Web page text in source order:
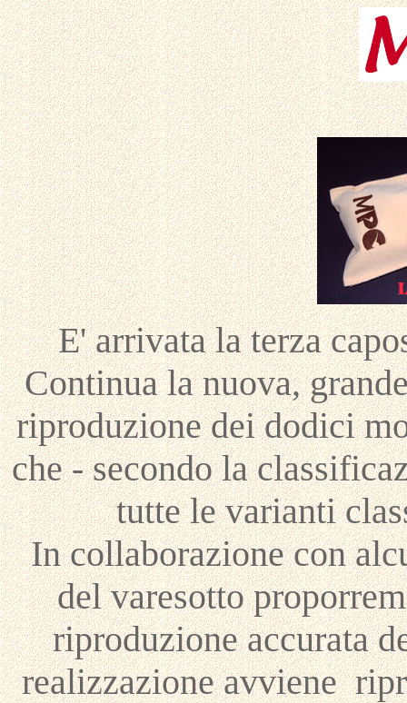
E' arrivata la terza
Continua la nuova,
riproduzione dei dodici
che - secondo la
tutte le varianti
In collaborazione con
del varesotto
riproduzione accurata
realizzazione avviene